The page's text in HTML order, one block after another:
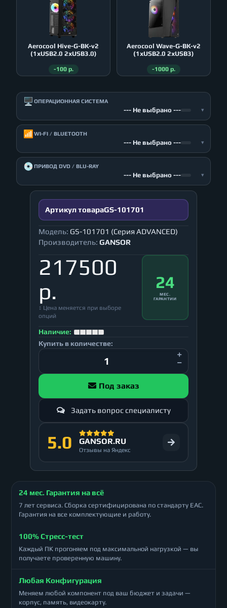
Aerocool Hive-G-BK-v2
(1xUSB2.0 2xUSB3.0)
-100 р.
Aerocool Wave-G-BK-v2
(1xUSB2.0 2xUSB3)
-1000 р.
🖥️ ОПЕРАЦИОННАЯ СИСТЕМА
--- Не выбрано --- ▾
📶 WI-FI / BLUETOOTH
--- Не выбрано --- ▾
💿ПРИВОД DVD / BLU-RAY
--- Не выбрано --- ▾
Артикул товараGS-101701
Модель: GS-101701 (Серия ADVANCED)
Производитель: GANSOR
217500
р.
↕ Цена меняется при выборе
опций
24
МЕС.
ГАРАНТИИ
Наличие:
Купить в количестве:
Под заказ
Задать вопрос специалисту
5.0 GANSOR.RU
Отзывы на Яндекс
24 мес. Гарантия на всё
7 лет сервиса. Сборка сертифицирована по стандарту ЕАС.
Гарантия на все комплектующие и работу.
100% Стресс-тест
Каждый ПК прогоняем под максимальной нагрузкой — вы
получаете проверенную машину.
Любая Конфигурация
Меняем любой компонент под ваш бюджет и задачи —
корпус, память, видеокарту.